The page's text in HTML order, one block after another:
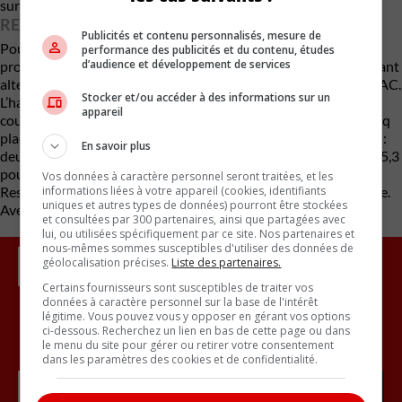
sur borne DC.
RECHARGE AC ET HABITACLE MODULABLE
Pour la première fois chez Kia au lancement d’un modèle, l’EV2
propose des chargeurs embarqués de 11 kW et 22 kW en courant
alternatif, un clin d’œil au réseau européen largement axé sur l’AC.
L’habitacle mise sur la modularité avec une banquette arrière
coulissante et inclinable, offerte en configuration quatre ou cinq
places. Le poste de conduite reprend la recette des EV3 et EV4 :
deux écrans de 12,3 pouces et un afficheur de climatisation de 5,3
pouces sous le système ccNC Lite.
Reste maintenant à savoir si ce modèle va traverser l’Atlantique.
Avec des renseignements d’Automotive News
Inscrivez vous à l'infolettre.
Publicités et contenu personnalisés, mesure de
performance des publicités et du contenu, études
d’audience et développement de services
Stocker et/ou accéder à des informations sur un
appareil
En savoir plus
Vos données à caractère personnel seront traitées, et les
informations liées à votre appareil (cookies, identifiants
uniques et autres types de données) pourront être stockées
et consultées par 300 partenaires, ainsi que partagées avec
lui, ou utilisées spécifiquement par ce site. Nos partenaires et
nous-mêmes sommes susceptibles d'utiliser des données de
géolocalisation précises. Liste des partenaires.
Certains fournisseurs sont susceptibles de traiter vos
données à caractère personnel sur la base de l'intérêt
légitime. Vous pouvez vous y opposer en gérant vos options
ci-dessous. Recherchez un lien en bas de cette page ou dans
le menu du site pour gérer ou retirer votre consentement
dans les paramètres des cookies et de confidentialité.